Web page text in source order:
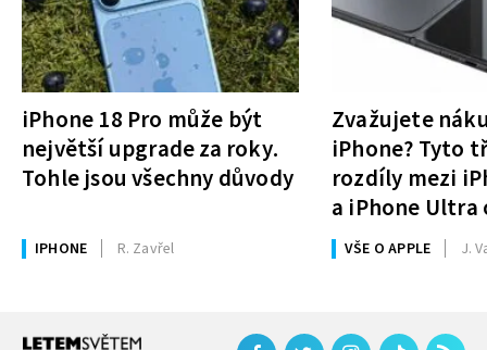
iPhone 18 Pro může být
největší upgrade za roky.
Tohle jsou všechny důvody
IPHONE R. Zavřel
Zvažujete
iPhone? Tyto
rozdíly mezi
a iPhone Ultra
rozhodnutí
VŠE O APPLE J.